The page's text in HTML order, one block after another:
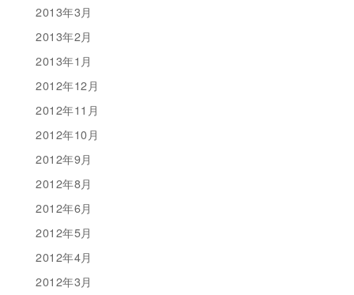
2013年3月
2013年2月
2013年1月
2012年12月
2012年11月
2012年10月
2012年9月
2012年8月
2012年6月
2012年5月
2012年4月
2012年3月